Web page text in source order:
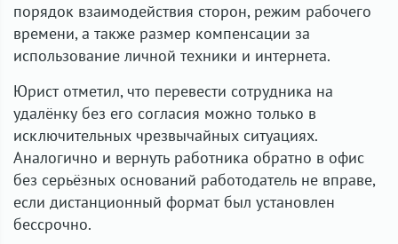
порядок взаимодействия сторон, режим рабочего
времени, а также размер компенсации за
использование личной техники и интернета.
Юрист отметил, что перевести сотрудника на
удалёнку без его согласия можно только в
исключительных чрезвычайных ситуациях.
Аналогично и вернуть работника обратно в офис
без серьёзных оснований работодатель не вправе,
если дистанционный формат был установлен
бессрочно.